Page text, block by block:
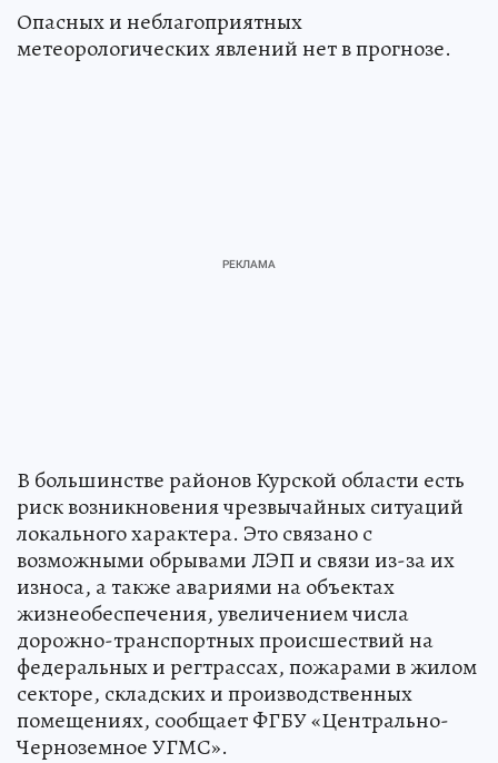
Опасных и неблагоприятных
метеорологических явлений нет в прогнозе.
В большинстве районов Курской области есть
риск возникновения чрезвычайных ситуаций
локального характера. Это связано с
возможными обрывами ЛЭП и связи из-за их
износа, а также авариями на объектах
жизнеобеспечения, увеличением числа
дорожно-транспортных происшествий на
федеральных и регтрассах, пожарами в жилом
секторе, складских и производственных
помещениях, сообщает ФГБУ «Центрально-
Черноземное УГМС».